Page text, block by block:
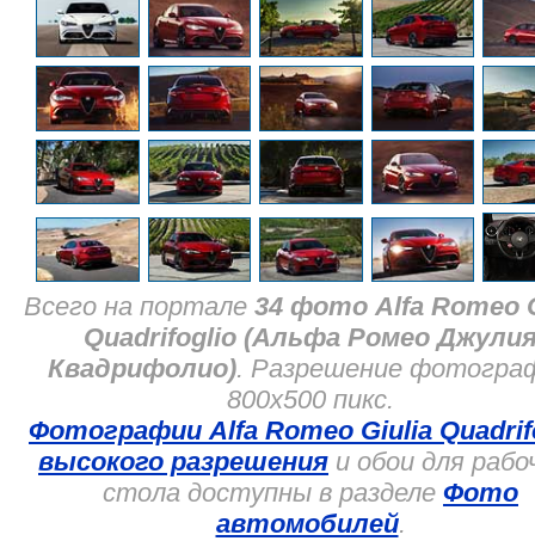
Всего на портале 34 фото Alfa Romeo
Quadrifoglio (Альфа Ромео
Квадрифолио). Разрешение
800x500 пикс.
Фотографии Alfa Romeo Giulia
высокого разрешения и обои для
стола доступны в разделе Фото
автомобилей.